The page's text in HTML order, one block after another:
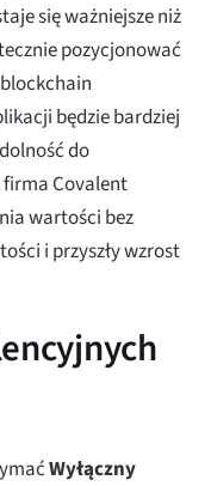
się ważniejsze niż
pozycjonować
będzie bardziej
do
Covalent
wartości bez
i przyszły wzrost
Wyłączny